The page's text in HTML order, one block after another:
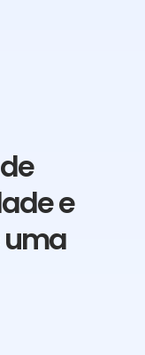
e
uma